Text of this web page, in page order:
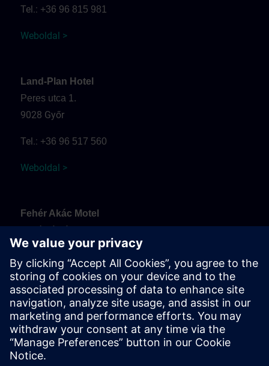
Tel.: +36 96 815 981
Weboldal >
Land-Plan Hotel
Peres utca 1.
9028 Győr
Tel.: +36 96 517 560
Weboldal >
Fehér Akác Motel
9099 Pér
Tel.:+36 30 937 0817
Weboldal >
Érkezés és parkolás